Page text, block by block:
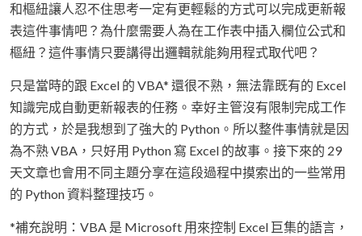
和樞紐讓人忍不住思考一定有更輕鬆的方式可以完成更新報
表這件事情吧？為什麼需要人為在工作表中插入欄位公式和
樞紐？這件事情只要講得出邏輯就能夠用程式取代吧？
只是當時的跟 Excel 的 VBA* 還很不熟，無法靠既有的 Excel
知識完成自動更新報表的任務。幸好主管沒有限制完成工作
的方式，於是我想到了強大的 Python。所以整件事情就是因
為不熟 VBA，只好用 Python 寫 Excel 的故事。接下來的 29
天文章也會用不同主題分享在這段過程中摸索出的一些常用
的 Python 資料整理技巧。
*補充說明：VBA 是 Microsoft 用來控制 Excel 巨集的語言，